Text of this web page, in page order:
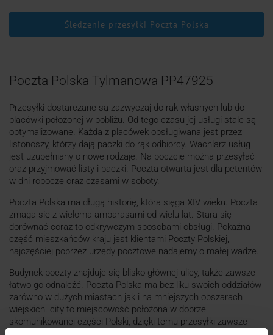
Śledzenie przesyłki Poczta Polska
Poczta Polska Tylmanowa PP47925
Przesyłki dostarczane są zazwyczaj do rąk własnych lub do
placówki położonej w pobliżu. Od tego czasu jej usługi stale są
optymalizowane. Każda z placówek obsługiwana jest przez
listonoszy, którzy dają paczki do rąk odbiorcy. Wachlarz usług
jest uzupełniany o nowe rodzaje. Na poczcie można przesyłać
oraz przyjmować listy i paczki. Poczta otwarta jest dla petentów
w dni robocze oraz czasami w soboty.
Poczta Polska ma długą historię, która sięga XIV wieku. Poczta
zmaga się z wieloma ambarasami od wielu lat. Stara się
dorównać coraz to odkrywczym sposobami obsługi. Pokaźna
część mieszkańców kraju jest klientami Poczty Polskiej,
najczęściej poprzez urzędy pocztowe nadajemy o małej wadze.
Budynek poczty znajduje się blisko głównej ulicy, także zawsze
łatwo go odnaleźć. Poczta Polska ma bez liku swoich oddziałów
zarówno w dużych miastach jak i na mniejszych obszarach
wiejskich. city to miejscowość położona w dobrze
skomunikowanej części Polski, dzięki temu przesyłki zawsze